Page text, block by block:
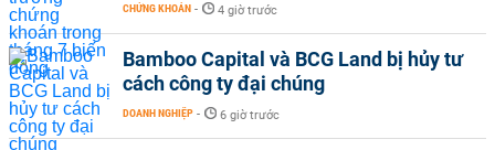
CHỨNG KHOÁN - 4 giờ trước
Bamboo Capital và BCG Land bị hủy tư
cách công ty đại chúng
DOANH NGHIỆP - 6 giờ trước